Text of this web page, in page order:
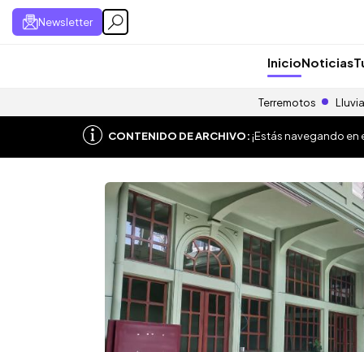
Newsletter
InicioNoticias
Terremotos
CONTENIDO DE ARCHIVO:¡Estás navegando en